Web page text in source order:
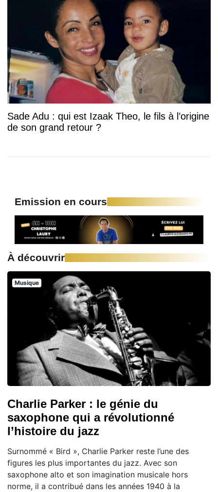
Sade Adu : qui est Izaak Theo, le fils à l’origine
de son grand retour ?
Emission en cours
À découvrir
Musique
Charlie Parker : le génie du
saxophone qui a révolutionné
l’histoire du jazz
Surnommé « Bird », Charlie Parker reste l’une des
figures les plus importantes du jazz. Avec son
saxophone alto et son imagination musicale hors
norme, il a contribué dans les années 1940 à la